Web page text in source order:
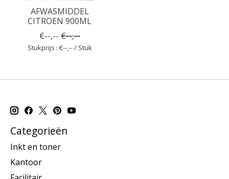
AFWASMIDDEL
CITROEN 900ML
€--,-- €--,--
Stukprijs : €--,-- / Stuk
Categorieën
Inkt en toner
Kantoor